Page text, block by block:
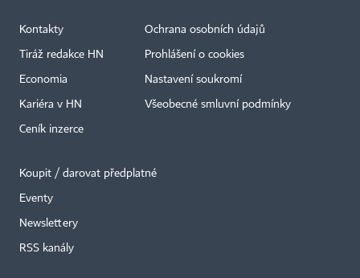
Kontakty
Tiráž redakce HN
Economia
Kariéra v HN
Ceník inzerce
Ochrana osobních údajů
Prohlášení o cookies
Nastavení soukromí
Všeobecné smluvní podmínky
Koupit / darovat předplatné
Eventy
Newslettery
RSS kanály